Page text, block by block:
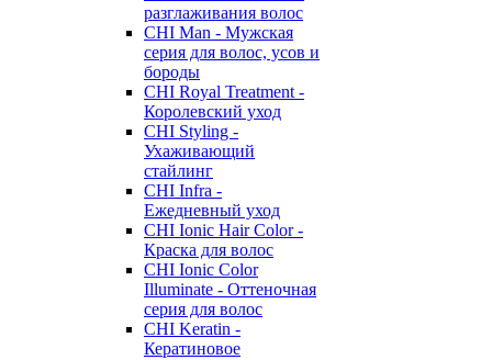
разглаживания волос
CHI Man - Мужская
серия для волос, усов и
бороды
CHI Royal Treatment -
Королевский уход
CHI Styling -
Ухаживающий
стайлинг
CHI Infra -
Ежедневный уход
CHI Ionic Hair Color -
Краска для волос
CHI Ionic Color
Illuminate - Оттеночная
серия для волос
CHI Keratin -
Кератиновое